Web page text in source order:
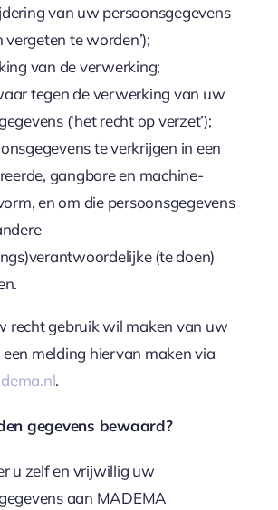
van uw persoonsgegevens
vergeten te worden’);
van de verwerking;
tegen de verwerking van uw
(‘het recht op verzet’);
te verkrijgen in een
gangbare en machine-
en om die persoonsgegevens
(te doen)
recht gebruik wil maken van uw
melding hiervan maken via
.
gegevens bewaard?
u zelf en vrijwillig uw
aan MADEMA